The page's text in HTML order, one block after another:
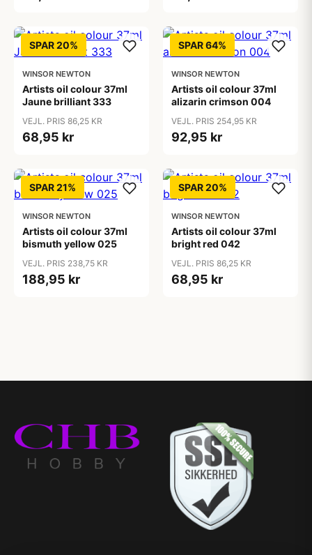
SPAR 20%
WINSOR NEWTON
Artists oil colour 37ml
Jaune brilliant 333
VEJL. PRIS 86,25 KR
68,95 kr
SPAR 64%
WINSOR NEWTON
Artists oil colour 37ml
alizarin crimson 004
VEJL. PRIS 254,95 KR
92,95 kr
SPAR 21%
WINSOR NEWTON
Artists oil colour 37ml
bismuth yellow 025
VEJL. PRIS 238,75 KR
188,95 kr
SPAR 20%
WINSOR NEWTON
Artists oil colour 37ml
bright red 042
VEJL. PRIS 86,25 KR
68,95 kr